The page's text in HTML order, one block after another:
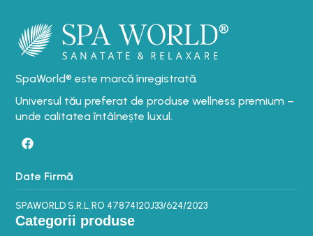
SpaWorld® este marcă înregistrată.
Universul tău preferat de produse wellness premium –
unde calitatea întâlnește luxul.
Date Firmă
SPAWORLD S.R.L.RO 47874120J33/624/2023
Categorii produse